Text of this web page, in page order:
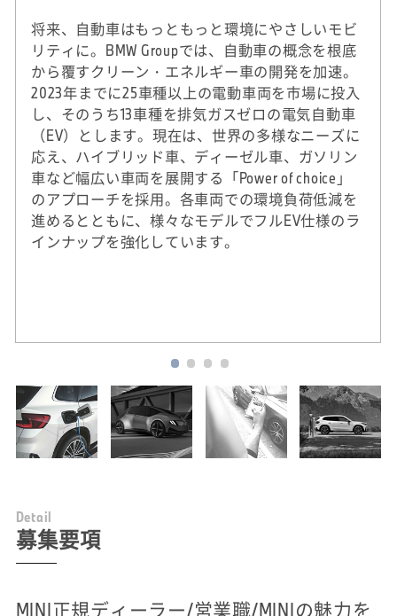
将来、自動車はもっともっと環境にやさしいモビ
リティに。BMW Groupでは、自動車の概念を根底
から覆すクリーン・エネルギー車の開発を加速。
2023年までに25車種以上の電動車両を市場に投入
し、そのうち13車種を排気ガスゼロの電気自動車
（EV）とします。現在は、世界の多様なニーズに
応え、ハイブリッド車、ディーゼル車、ガソリン
車など幅広い車両を展開する「Power of choice」
のアプローチを採用。各車両での環境負荷低減を
進めるとともに、様々なモデルでフルEV仕様のラ
インナップを強化しています。
Detail
募集要項
MINI正規ディーラー/営業職/MINIの魅力を